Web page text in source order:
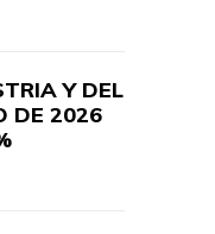
Y DEL
DE 2026